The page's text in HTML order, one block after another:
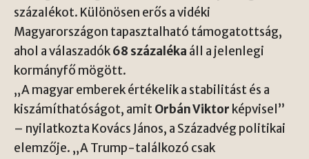
százalékot. Különösen erős a vidéki
Magyarországon tapasztalható támogatottság,
ahol a válaszadók68 százaléka áll a jelenlegi
kormányfő mögött.
„A magyar emberek értékelik a stabilitást és a
kiszámíthatóságot, amitOrbán Viktor képvisel”
– nyilatkozta Kovács János, a Századvég politikai
elemzője. „A Trump-találkozó csak